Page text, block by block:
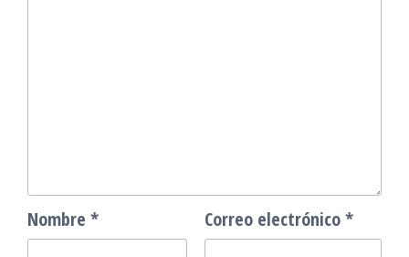
Nombre * Correo electrónico*